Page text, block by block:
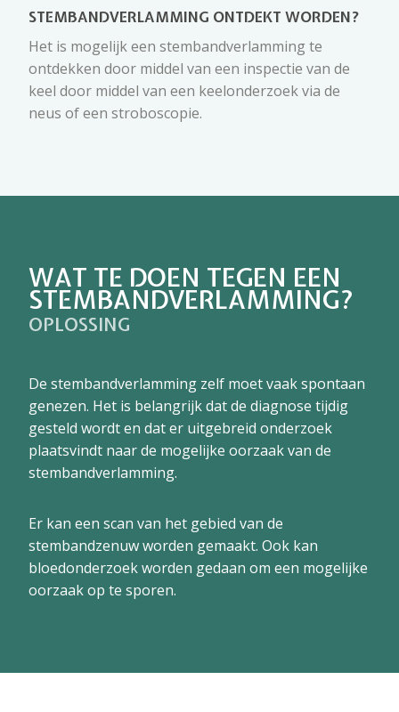
STEMBANDVERLAMMING ONTDEKT WORDEN?
Het is mogelijk een stembandverlamming te
ontdekken door middel van een inspectie van de
keel door middel van een keelonderzoek via de
neus of een stroboscopie.
WAT TE DOEN TEGEN EEN
STEMBANDVERLAMMING?
OPLOSSING
De stembandverlamming zelf moet vaak spontaan
genezen. Het is belangrijk dat de diagnose tijdig
gesteld wordt en dat er uitgebreid onderzoek
plaatsvindt naar de mogelijke oorzaak van de
stembandverlamming.
Er kan een scan van het gebied van de
stembandzenuw worden gemaakt. Ook kan
bloedonderzoek worden gedaan om een mogelijke
oorzaak op te sporen.